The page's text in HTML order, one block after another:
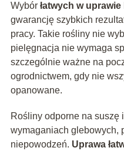
Wybór łatwych w
gwarancję szybkich
pracy. Takie rośliny nie
pielęgnacja nie wymaga
szczególnie ważne na
ogrodnictwem, gdy nie
opanowane.
Rośliny odporne na suszę
wymaganiach glebowych,
niepowodzeń. Uprawa